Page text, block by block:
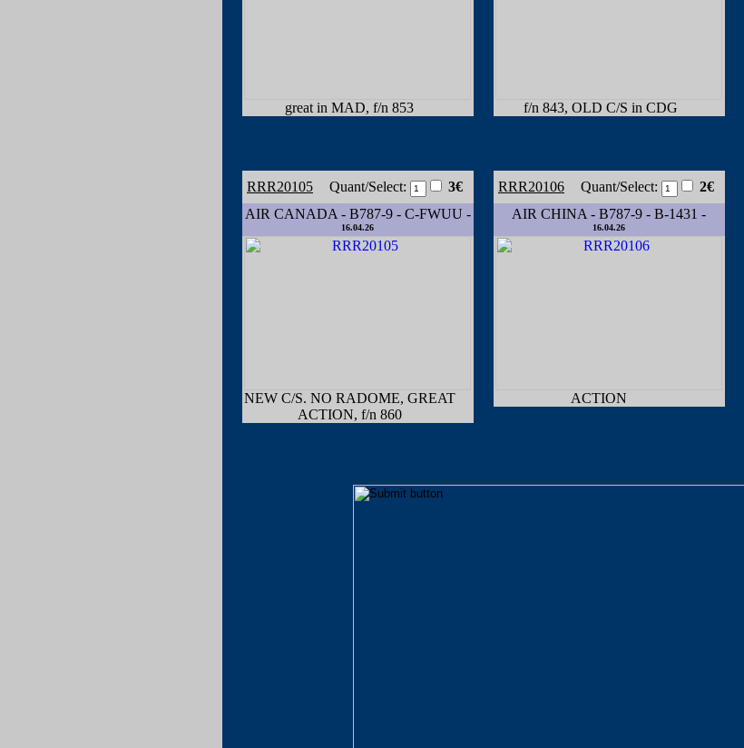
great in MAD, f/n 853 f/n 843, OLD C/S in CDG
RRR20105 Quant/Select:
3€
AIR CANADA - B787-9 - C-FWUU -
16.04.26
NEW C/S. NO RADOME, GREAT
ACTION, f/n 860
RRR20106 Quant/Select:
2€
AIR CHINA - B787-9 - B-1431 -
16.04.26
ACTION